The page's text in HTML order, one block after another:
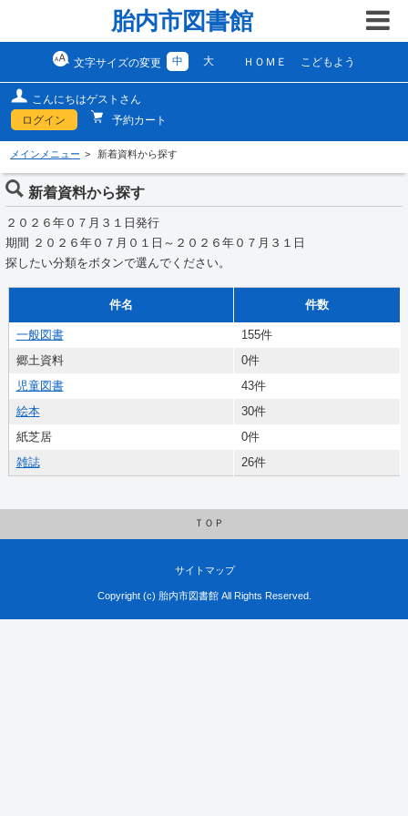
胎内市図書館
文字サイズの変更 中 大 ＨＯＭＥ こどもよう
こんにちはゲストさん
ログイン
予約カート
メインメニュー 新着資料から探す
新着資料から探す
２０２６年０７月３１日発行
期間 ２０２６年０７月０１日～２０２６年０７月３１日
探したい分類をボタンで選んでください。
件名 件数
一般図書
155件
郷土資料
0件
児童図書
43件
絵本
30件
紙芝居
0件
雑誌
26件
ＴＯＰ
サイトマップ
Copyright (c) 胎内市図書館 All Rights Reserved.